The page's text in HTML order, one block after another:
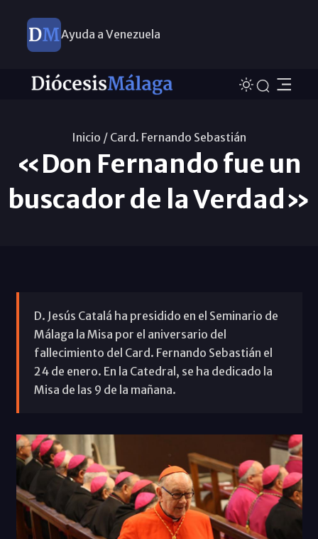
Ayuda a Venezuela
Inicio / Card. Fernando Sebastián
«Don Fernando fue un
buscador de la Verdad»
D. Jesús Catalá ha presidido en el Seminario de
Málaga la Misa por el aniversario del
fallecimiento del Card. Fernando Sebastián el
24 de enero. En la Catedral, se ha dedicado la
Misa de las 9 de la mañana.